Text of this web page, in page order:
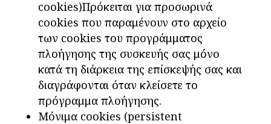
cookies)Πρόκειται για προσωρινά
cookies που παραμένουν στο αρχείο
των cookies του προγράμματος
πλοήγησης της συσκευής σας μόνο
κατά τη διάρκεια της επίσκεψής σας και
διαγράφονται όταν κλείσετε το
πρόγραμμα πλοήγησης.
Μόνιμα cookies (persistent